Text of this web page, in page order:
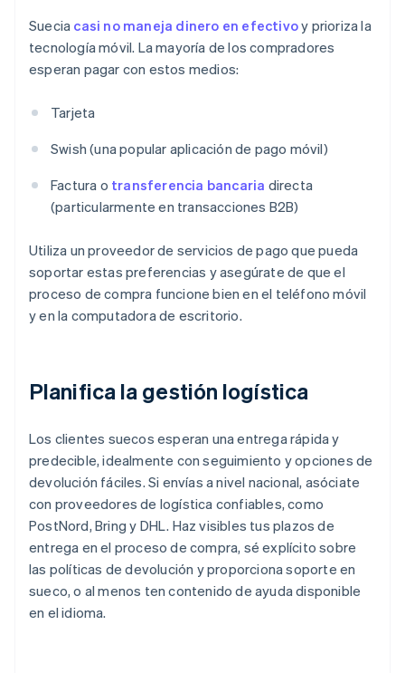
Suecia casi no maneja dinero en efectivoy prioriza la
tecnología móvil. La mayoría de los compradores
esperan pagar con estos medios:
Tarjeta
Swish (una popular aplicación de pago móvil)
Factura o transferencia bancaria directa
(particularmente en transacciones B2B)
Utiliza un proveedor de servicios de pago que pueda
soportar estas preferencias y asegúrate de que el
proceso de compra funcione bien en el teléfono móvil
y en la computadora de escritorio.
Planifica la gestión logística
Los clientes suecos esperan una entrega rápida y
predecible, idealmente con seguimiento y opciones de
devolución fáciles. Si envías a nivel nacional, asóciate
con proveedores de logística confiables, como
PostNord, Bring y DHL. Haz visibles tus plazos de
entrega en el proceso de compra, sé explícito sobre
las políticas de devolución y proporciona soporte en
sueco, o al menos ten contenido de ayuda disponible
en el idioma.